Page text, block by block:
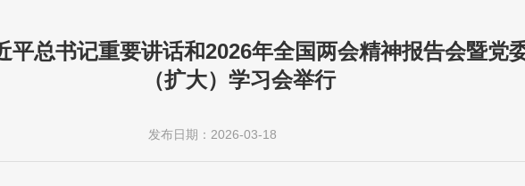
平总书记重要讲话和2026年全国两会精神报告会暨党
（扩大）学习会举行
发布日期：2026-03-18